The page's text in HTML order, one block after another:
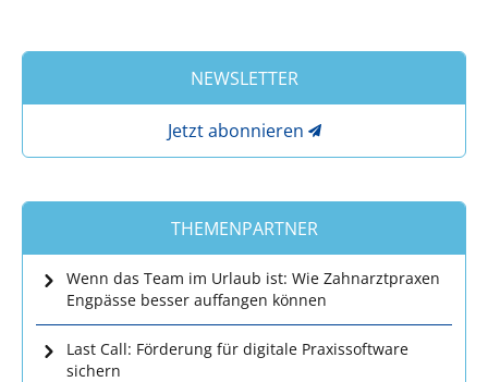
NEWSLETTER
Jetzt abonnieren
THEMENPARTNER
Wenn das Team im Urlaub ist: Wie Zahnarztpraxen
Engpässe besser auffangen können
Last Call: Förderung für digitale Praxissoftware
sichern